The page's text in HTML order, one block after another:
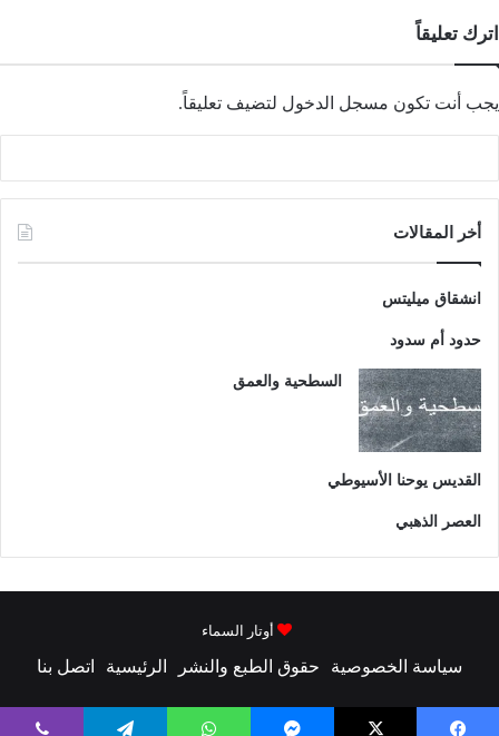
اترك تعليقاً
يجب أنت تكون مسجل الدخول لتضيف تعليقاً.
أخر المقالات
انشقاق ميليتس
حدود أم سدود
السطحية والعمق
القديس يوحنا الأسيوطي
العصر الذهبي
أوتار السماء
سياسة الخصوصية حقوق الطبع والنشر الرئيسية اتصل بنا